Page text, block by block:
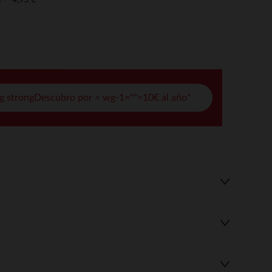
strongDescubro por < wg-1="">10€ al año*